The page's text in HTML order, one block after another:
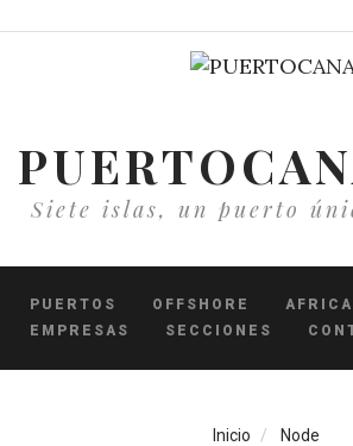
Siete islas, un puerto
PUERTOS OFFSHORE
AFRICA
EMPRESAS
SECCIONES
Inicio
Node